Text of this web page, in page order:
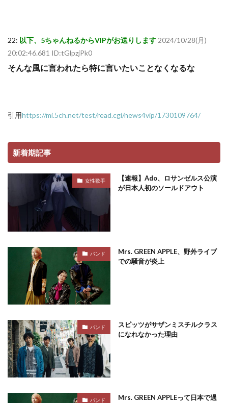
22: 以下、5ちゃんねるからVIPがお送りします2024/10/28(月)
20:02:46.681 ID:tGlpzjPk0
そんな風に言われたら特に言いたいことなくなるな
引用https://mi.5ch.net/test/read.cgi/news4vip/1730109764/
新着期記事
女性歌手
【速報】Ado、ロサンゼルス公演
が日本人初のソールドアウト
バンド
Mrs. GREEN APPLE、野外ライブ
での騒音が炎上
バンド
スピッツがサザンミスチルクラス
になれなかった理由
バンド Mrs. GREEN APPLEって日本で過